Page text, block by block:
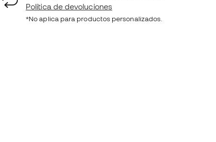
Política de devoluciones
*No aplica para productos personalizados.